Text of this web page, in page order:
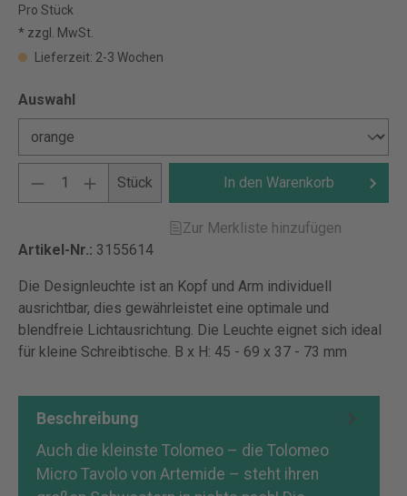
Pro Stück
* zzgl. MwSt.
Lieferzeit: 2-3 Wochen
Auswahl
Stück In den Warenkorb
Zur Merkliste hinzufügen
Artikel-Nr.: 3155614
Die Designleuchte ist an Kopf und Arm individuell
ausrichtbar, dies gewährleistet eine optimale und
blendfreie Lichtausrichtung. Die Leuchte eignet sich ideal
für kleine Schreibtische. B x H: 45 - 69 x 37 - 73 mm
Beschreibung
Auch die kleinste Tolomeo – die Tolomeo
Micro Tavolo von Artemide – steht ihren